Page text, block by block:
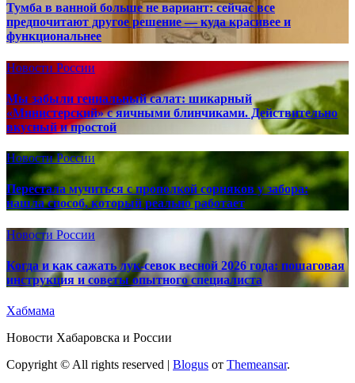
Тумба в ванной больше не вариант: сейчас все
предпочитают другое решение — куда красивее и
функциональнее
Новости России
Мы забыли гениальный салат: шикарный
«Министерский» с яичными блинчиками. Действительно
вкусный и простой
Новости России
Перестала мучиться с прополкой сорняков у забора:
нашла способ, который реально работает
Новости России
Когда и как сажать лук-севок весной 2026 года: пошаговая
инструкция и советы опытного специалиста
Хабмама
Новости Хабаровска и России
Copyright © All rights reserved | Blogus от Themeansar.